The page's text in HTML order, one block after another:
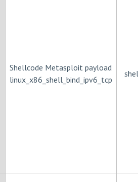
Shellcode Metasploit payload
linux_x86_shell_bind_ipv6_tcp